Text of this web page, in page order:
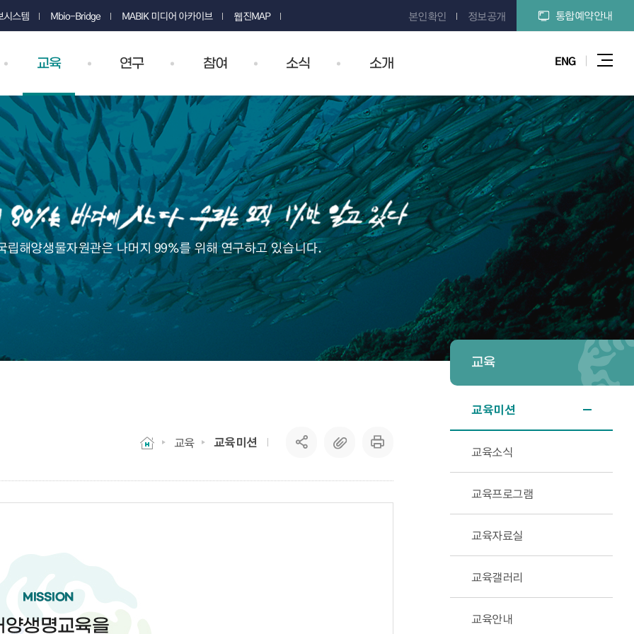
시스템 Mbio-Bridge MABIK 미디어 아카이브 웹진MAP 본인확인 정보공개 통합예약안내
ENG
교육 연구 참여 소식 소개
립해양생물자원관은 나머지 99%를 위해 연구하고 있습니다.
교육
교육미션
교육소식
교육프로그램
교육자료실
교육갤러리
교육안내
교육 교육미션